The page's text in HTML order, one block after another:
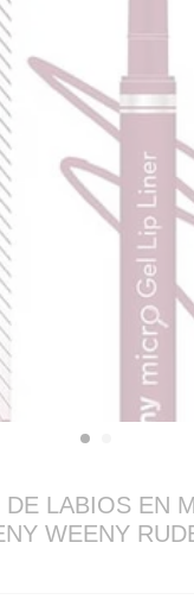
DE LABIOS EN
WEENY